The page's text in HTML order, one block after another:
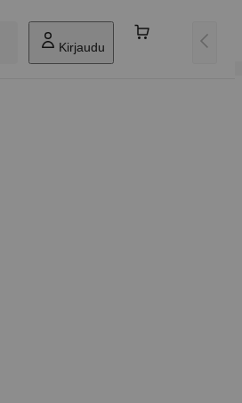
Kirjaudu